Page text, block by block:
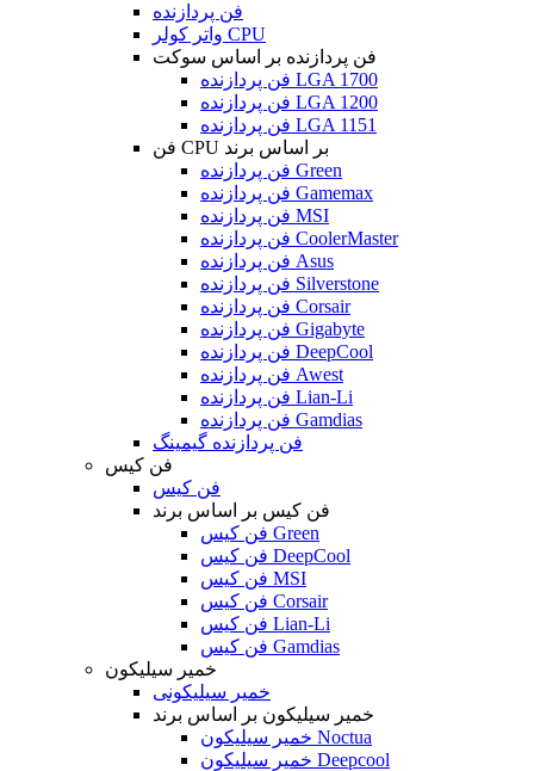
فن پردازنده
واتر کولر CPU
فن پردازنده بر اساس سوکت
فن پردازنده LGA 1700
فن پردازنده LGA 1200
فن پردازنده LGA 1151
فن CPU بر اساس برند
فن پردازنده Green
فن پردازنده Gamemax
فن پردازنده MSI
فن پردازنده CoolerMaster
فن پردازنده Asus
فن پردازنده Silverstone
فن پردازنده Corsair
فن پردازنده Gigabyte
فن پردازنده DeepCool
فن پردازنده Awest
فن پردازنده Lian-Li
فن پردازنده Gamdias
فن پردازنده گیمینگ
فن کیس
فن کیس
فن کیس بر اساس برند
فن کیس Green
فن کیس DeepCool
فن کیس MSI
فن کیس Corsair
فن کیس Lian-Li
فن کیس Gamdias
خمیر سیلیکون
خمیر سیلیکونی
خمیر سیلیکون بر اساس برند
خمیر سیلیکون Noctua
خمیر سیلیکون Deepcool